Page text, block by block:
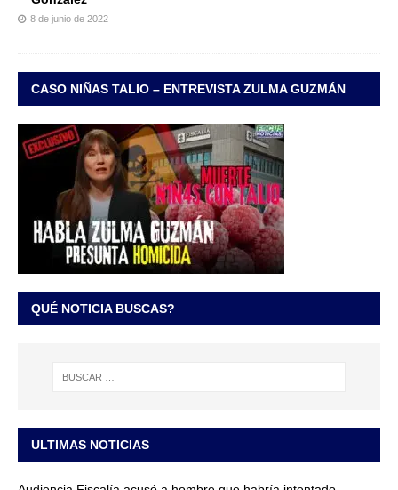
8 de junio de 2022
CASO NIÑAS TALIO – ENTREVISTA ZULMA GUZMÁN
QUÉ NOTICIA BUSCAS?
ULTIMAS NOTICIAS